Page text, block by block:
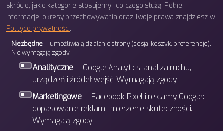
telefon: 793 443 666
e-mail: biuro@bettergames.pl
Centrum rozwoju BETTER Sp. z o.o.
ul. Wrocławska 31/3b
30-011 Kraków
BETTER Games
skrócie, jakie kategorie stosujemy i do czego służą. Pełne
informacje, okresy przechowywania oraz Twoje prawa znajdziesz w
Polityce prywatności.
Niezbędne— umożliwiają działanie strony (sesja, koszyk, preferencje).
Nie wymagają zgody.
Analityczne— Google Analytics: analiza ruchu,
urządzeń i źródeł wejść. Wymagają zgody.
Marketingowe— Facebook Pixel i reklamy Google:
dopasowanie reklam i mierzenie skuteczności.
Wymagają zgody.